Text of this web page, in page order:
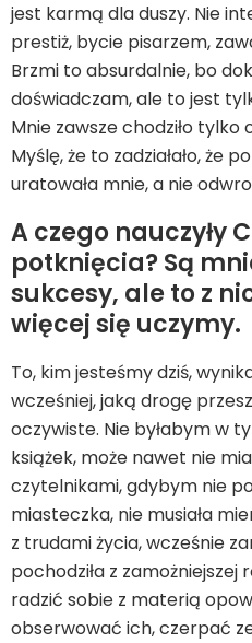
jest karmą dla duszy. Nie
prestiż, bycie pisarzem,
Brzmi to absurdalnie, bo
doświadczam, ale to jest
Mnie zawsze chodziło tylko
Myślę, że to zadziałało, że
uratowała mnie, a nie
A czego nauczyły
potknięcia? Są
sukcesy, ale to z
więcej się uczymy.
To, kim jesteśmy dziś,
wcześniej, jaką drogę
oczywiste. Nie byłabym w
książek, może nawet nie
czytelnikami, gdybym nie
miasteczka, nie musiała
z trudami życia, wcześnie
pochodziła z zamożniejszej
radzić sobie z materią
obserwować ich, czerpać